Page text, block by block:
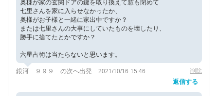
奥様が家の玄関ドアの鍵を取り換えて窓も閉めて
七里さんを家に入らせなかったか、
奥様がお子様と一緒に家出中ですか？
または七里さんの大事にしていたものを壊したり、
勝手に捨てたとかですか？
六星占術は当たらないと思います。
銀河 ９９９ の次へ出発 2021/10/16 15:46 削除
返信する